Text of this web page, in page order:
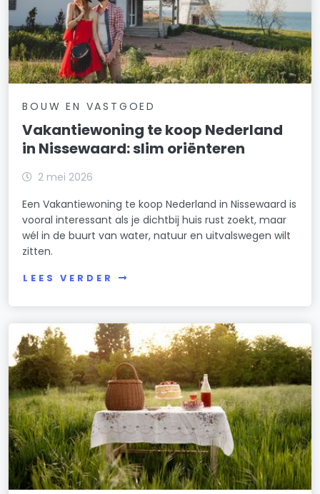
BOUW EN VASTGOED
Vakantiewoning te koop Nederland
in Nissewaard: slim oriënteren
2 mei 2026
Een Vakantiewoning te koop Nederland in Nissewaard is
vooral interessant als je dichtbij huis rust zoekt, maar
wél in de buurt van water, natuur en uitvalswegen wilt
zitten.
LEES VERDER